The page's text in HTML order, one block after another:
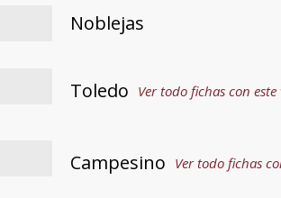
Noblejas
Toledo Ver todo fichas con
Campesino Ver todo fichas